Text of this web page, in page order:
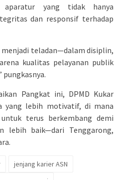
aparatur yang tidak hanya
dan responsif terhadap
menjadi teladan—dalam disiplin,
kualitas pelayanan publik
pungkasnya.
Pangkat ini, DPMD Kukar
yang lebih motivatif, di mana
terus berkembang demi
lebih baik—dari Tenggarong,
jenjang karier ASN